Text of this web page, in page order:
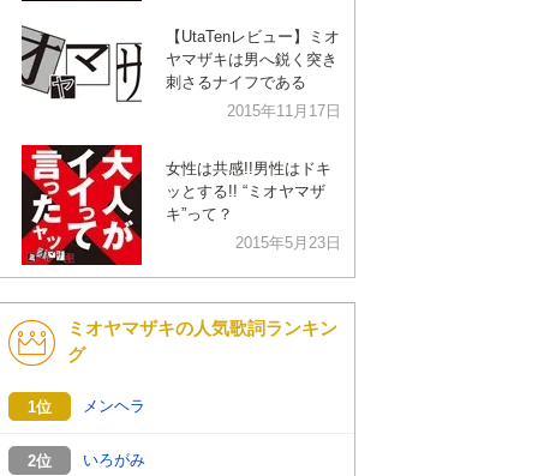
【UtaTenレビュー】ミオ
ヤマザキは男へ鋭く突き
刺さるナイフである
2015年11月17日
女性は共感!!男性はドキ
ッとする!! “ミオヤマザ
キ”って？
2015年5月23日
ミオヤマザキの人気歌詞ランキン
グ
1位 メンヘラ
2位 いろがみ